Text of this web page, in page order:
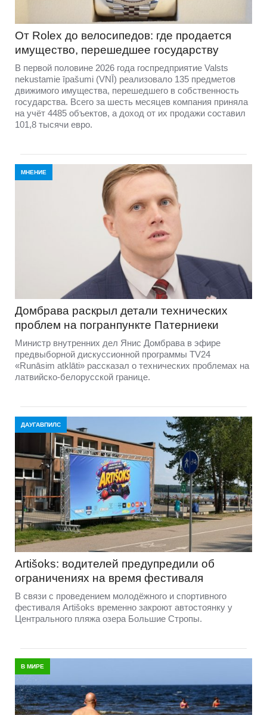
От Rolex до велосипедов: где продается
имущество, перешедшее государству
В первой половине 2026 года госпредприятие Valsts
nekustamie īpašumi (VNĪ) реализовало 135 предметов
движимого имущества, перешедшего в собственность
государства. Всего за шесть месяцев компания приняла
на учёт 4485 объектов, а доход от их продажи составил
101,8 тысячи евро.
МНЕНИЕ
Домбравa раскрыл детали технических
проблем на погранпункте Патерниеки
Министр внутренних дел Янис Домбрава в эфире
предвыборной дискуссионной программы TV24
«Runāsim atklāti» рассказал о технических проблемах на
латвийско-белорусской границе.
ДАУГАВПИЛС
Artišoks: водителей предупредили об
ограничениях на время фестиваля
В связи с проведением молодёжного и спортивного
фестиваля Artišoks временно закроют автостоянку у
Центрального пляжа озера Большие Стропы.
В МИРЕ